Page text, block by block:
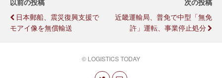
以前の投稿
日本郵船、震災復興支援で
モアイ像を無償輸送
次の投稿
近畿運輸局、普免で中型「無免
許」運転、事業停止処分
© LOGISTICS TODAY